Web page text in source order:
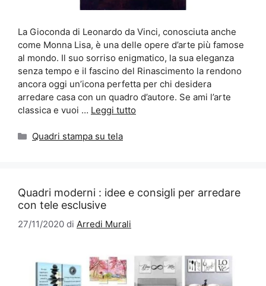
La Gioconda di Leonardo da Vinci, conosciuta anche
come Monna Lisa, è una delle opere d’arte più famose
al mondo. Il suo sorriso enigmatico, la sua eleganza
senza tempo e il fascino del Rinascimento la rendono
ancora oggi un’icona perfetta per chi desidera
arredare casa con un quadro d’autore. Se ami l’arte
classica e vuoi … Leggi tutto
Categorie
Quadri stampa su tela
Quadri moderni : idee e consigli per arredare
con tele esclusive
27/11/2020 di Arredi Murali